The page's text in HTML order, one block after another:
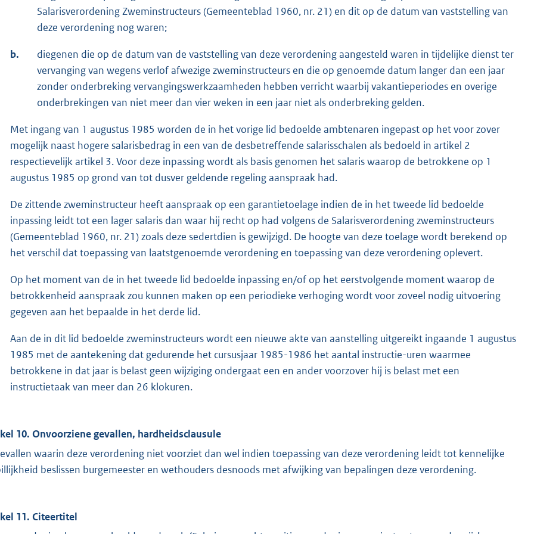
Salarisverordening Zweminstructeurs (Gemeenteblad 1960, nr. 21) en dit op de datum van vaststelling van
deze verordening nog waren;
b.
diegenen die op de datum van de vaststelling van deze verordening aangesteld waren in tijdelijke dienst ter
vervanging van wegens verlof afwezige zweminstructeurs en die op genoemde datum langer dan een jaar
zonder onderbreking vervangingswerkzaamheden hebben verricht waarbij vakantieperiodes en overige
onderbrekingen van niet meer dan vier weken in een jaar niet als onderbreking gelden.
Met ingang van 1 augustus 1985 worden de in het vorige lid bedoelde ambtenaren ingepast op het voor zover
mogelijk naast hogere salarisbedrag in een van de desbetreffende salarisschalen als bedoeld in artikel 2
respectievelijk artikel 3. Voor deze inpassing wordt als basis genomen het salaris waarop de betrokkene op 1
augustus 1985 op grond van tot dusver geldende regeling aanspraak had.
De zittende zweminstructeur heeft aanspraak op een garantietoelage indien de in het tweede lid bedoelde
inpassing leidt tot een lager salaris dan waar hij recht op had volgens de Salarisverordening zweminstructeurs
(Gemeenteblad 1960, nr. 21) zoals deze sedertdien is gewijzigd. De hoogte van deze toelage wordt berekend op
het verschil dat toepassing van laatstgenoemde verordening en toepassing van deze verordening oplevert.
Op het moment van de in het tweede lid bedoelde inpassing en/of op het eerstvolgende moment waarop de
betrokkenheid aanspraak zou kunnen maken op een periodieke verhoging wordt voor zoveel nodig uitvoering
gegeven aan het bepaalde in het derde lid.
Aan de in dit lid bedoelde zweminstructeurs wordt een nieuwe akte van aanstelling uitgereikt ingaande 1 augustus
1985 met de aantekening dat gedurende het cursusjaar 1985-1986 het aantal instructie-uren waarmee
betrokkene in dat jaar is belast geen wijziging ondergaat een en ander voorzover hij is belast met een
instructietaak van meer dan 26 klokuren.
10. Onvoorziene gevallen, hardheidsclausule
waarin deze verordening niet voorziet dan wel indien toepassing van deze verordening leidt tot kennelijke
beslissen burgemeester en wethouders desnoods met afwijking van bepalingen deze verordening.
11. Citeertitel